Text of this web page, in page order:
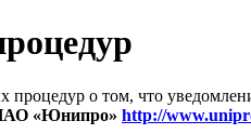
процедур о том, что
«Юнипро» http://